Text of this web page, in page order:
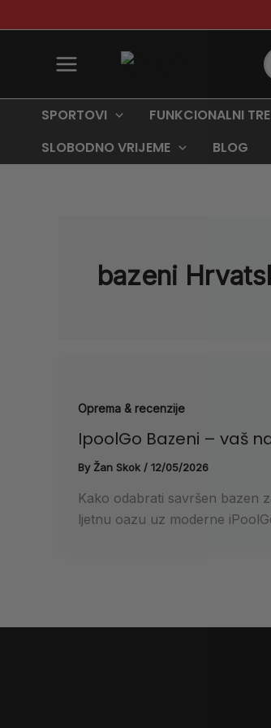
to
SPORTOVI FUNKCIONALNI
SLOBODNO VRIJEME
BLOG
bazeni
Oprema & recenzije
IpoolGo Bazeni – vaš
By Žan Skok / 12/05/2026
Kako odabrati savršen bazen
ljetnu oazu uz moderne